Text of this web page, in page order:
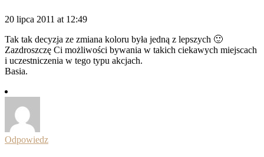
20 lipca 2011 at 12:49
Tak tak decyzja ze zmiana koloru była jedną z lepszych 🙂
Zazdroszczę Ci możliwości bywania w takich ciekawych miejscach
i uczestniczenia w tego typu akcjach.
Basia.
Odpowiedz